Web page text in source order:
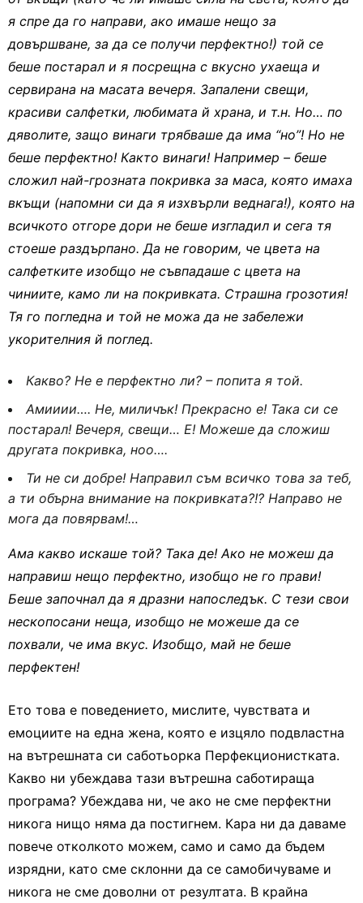
я спре да го направи, ако имаше нещо за
довършване, за да се получи перфектно!) той се
беше постарал и я посрещна с вкусно ухаеща и
сервирана на масата вечеря. Запалени свещи,
красиви салфетки, любимата й храна, и т.н. Но… по
дяволите, защо винаги трябваше да има “но”! Но не
беше перфектно! Както винаги! Например – беше
сложил най-грозната покривка за маса, която имаха
вкъщи (напомни си да я изхвърли веднага!), която на
всичкото отгоре дори не беше изгладил и сега тя
стоеше раздърпано. Да не говорим, че цвета на
салфетките изобщо не съвпадаше с цвета на
чиниите, камо ли на покривката. Страшна грозотия!
Тя го погледна и той не можа да не забележи
укорителния й поглед.
Какво? Не е перфектно ли? – попита я той.
Амииии…. Не, миличък! Прекрасно е! Така си се
постарал! Вечеря, свещи… Е! Можеше да сложиш
другата покривка, ноо….
Ти не си добре! Направил съм всичко това за теб,
а ти обърна внимание на покривката?!? Направо не
мога да повярвам!…
Ама какво искаше той? Така де! Ако не можеш да
направиш нещо перфектно, изобщо не го прави!
Беше започнал да я дразни напоследък. С тези свои
нескопосани неща, изобщо не можеше да се
похвали, че има вкус. Изобщо, май не беше
перфектен!
Ето това е поведението, мислите, чувствата и
емоциите на една жена, която е изцяло подвластна
на вътрешната си саботьорка Перфекционистката.
Какво ни убеждава тази вътрешна саботираща
програма? Убеждава ни, че ако не сме перфектни
никога нищо няма да постигнем. Кара ни да даваме
повече отколкото можем, само и само да бъдем
изрядни, като сме склонни да се самобичуваме и
никога не сме доволни от резултата. В крайна